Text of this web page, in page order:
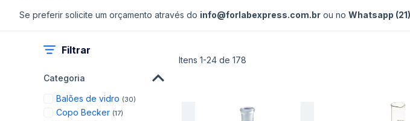
Se preferir solicite um orçamento através do info@forlabexpress.com.br ou no Whatsapp
Itens 1-24 de 178
Filtrar
Categoria
Balões de vidro 30items
Copo Becker 17items